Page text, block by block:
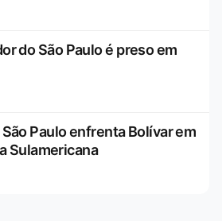
do São Paulo é preso em
São Paulo enfrenta Bolívar em
Sulamericana